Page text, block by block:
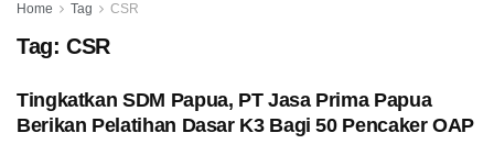
Home Tag CSR
Tag: CSR
Tingkatkan SDM Papua, PT Jasa Prima Papua
Berikan Pelatihan Dasar K3 Bagi 50 Pencaker OAP